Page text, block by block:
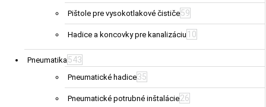
Pištole pre vysokotlakové čističe59
Hadice a koncovky pre kanalizáciu 10
Pneumatika543
Pneumatické hadice35
Pneumatické potrubné inštalácie26